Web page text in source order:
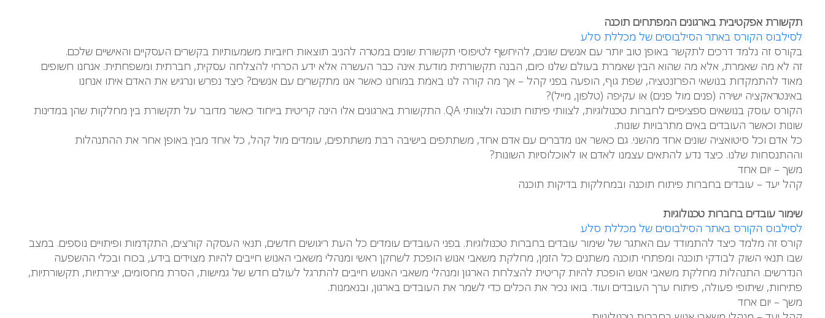
תקשורת אפקטיבית בארגונים המפתחים תוכנה
לסילבוס הקורס באתר הסילבוסים של מכללת סלע
בקורס זה נלמד דרכים לתקשר באופן טוב יותר עם אנשים שונים, להיחשף לטיפוסי תקשורת שונים במטרה להניב תוצאות חיוביות משמעותיות בקשרים העסקיים והאישיים שלכם.
זה לא מה שאמרת, אלא מה שהוא הבין שאמרת בעולם שלנו כיום, הבנה תקשורתית מודעת אינה כבר העשרה אלא ידע הכרחי להצלחה עסקית, חברתית ומשפחתית. אנחנו חשופים
מאוד להתמקדות בנושאי הפרזנטציה, שפת גוף, הופעה בפני קהל – אך מה קורה לנו באמת במוחנו כאשר אנו מתקשרים עם אנשים? כיצד נפרש ונרגיש את האדם איתו אנחנו
באינטראקציה ישירה (פנים מול פנים) או עקיפה (טלפון, מייל)?
הקורס עוסק בנושאים ספציפיים לחברות טכנולוגיות, לצוותי פיתוח תוכנה ולצוותי QA. התקשורת בארגונים אלו הינה קריטית בייחוד כאשר מדובר על תקשורת בין מחלקות שהן במדינות
שונות וכאשר העובדים באים מתרבויות שונות.
כל אדם וכל סיטואציה שונים אחד מהשני. גם כאשר אנו מדברים עם אדם אחד, משתתפים בישיבה רבת משתתפים, עומדים מול קהל, כל אחד מבין באופן אחר את ההתנהלות
וההתנסחות שלנו. כיצד נדע להתאים עצמנו לאדם או לאוכלוסיות השונות?
משך – יום אחד
קהל יעד – עובדים בחברות פיתוח תוכנה ובמחלקות בדיקות תוכנה
שימור עובדים בחברות טכנולוגיות
לסילבוס הקורס באתר הסילבוסים של מכללת סלע
קורס זה מלמד כיצד להתמודד עם האתגר של שימור עובדים בחברות טכנולוגיות. בפני העובדים עומדים כל העת ריגושים חדשים, תנאי העסקה קורצים, התקדמות ופיתויים נוספים. במצב
שבו תנאי השוק לבודקי תוכנה ומפתחי תוכנה משתנים כל הזמן, מחלקת משאבי אנוש הופכת לשחקן ראשי ומנהלי משאבי האנוש חייבים להיות מצוידים בידע, בכוח ובכלי ההשפעה
הנדרשים. התנהלות מחלקת משאבי אנוש הופכת להיות קריטית להצלחת הארגון ומנהלי משאבי האנוש חייבים להתרגל לעולם חדש של גמישות, הסרת מחסומים, יצירתיות, תקשורתיות,
פתיחות, שיתופי פעולה, פיתוח ערך העובדים ועוד. בואו נכיר את הכלים כדי לשמר את העובדים בארגון, ובנאמנות.
משך – יום אחד